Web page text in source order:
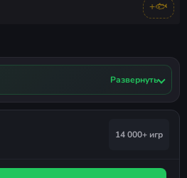
+🐟
Развернуть
14 000+ игр